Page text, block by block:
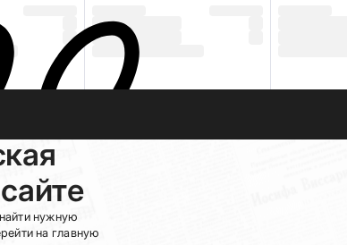
нужную
на главную